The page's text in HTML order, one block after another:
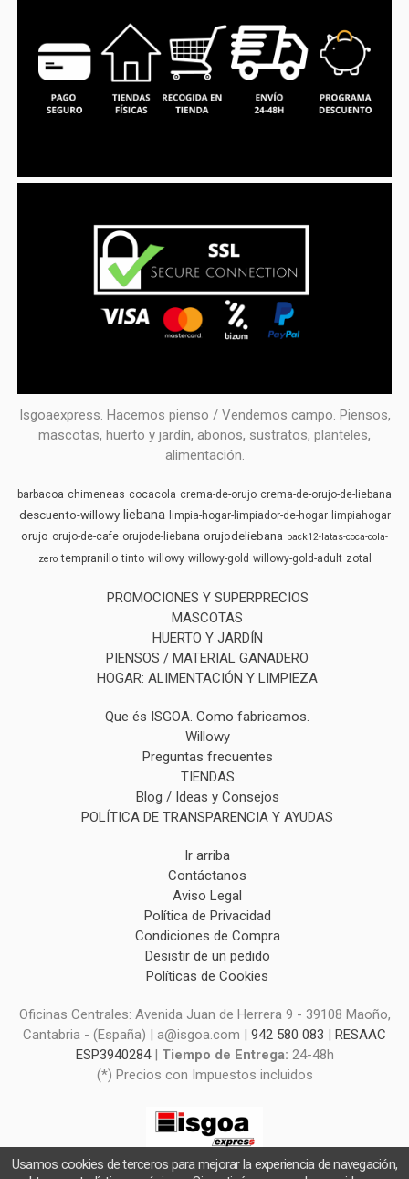
Isgoaexpress. Hacemos pienso / Vendemos campo. Piensos,
mascotas, huerto y jardín, abonos, sustratos, planteles,
alimentación.
barbacoa chimeneas cocacola crema-de-orujo crema-de-orujo-de-liebana
descuento-willowy liebana limpia-hogar-limpiador-de-hogar limpiahogar
orujo orujo-de-cafe orujode-liebana orujodeliebana pack12-latas-coca-cola-
zero tempranillo tinto willowy willowy-gold willowy-gold-adult zotal
PROMOCIONES Y SUPERPRECIOS
MASCOTAS
HUERTO Y JARDÍN
PIENSOS / MATERIAL GANADERO
HOGAR: ALIMENTACIÓN Y LIMPIEZA
Que és ISGOA. Como fabricamos.
Willowy
Preguntas frecuentes
TIENDAS
Blog / Ideas y Consejos
POLÍTICA DE TRANSPARENCIA Y AYUDAS
Ir arriba
Contáctanos
Aviso Legal
Política de Privacidad
Condiciones de Compra
Desistir de un pedido
Políticas de Cookies
Oficinas Centrales: Avenida Juan de Herrera 9 - 39108 Maoño,
Cantabria - (España) | a@isgoa.com | 942 580 083 | RESAAC
ESP3940284| Tiempo de Entrega: 24-48h
(*) Precios con Impuestos incluidos
Usamos cookies de terceros para mejorar la experiencia de navegación,